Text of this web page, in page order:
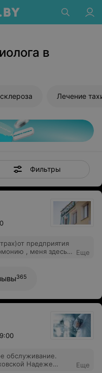
в
Лечение
Фильтры
, меня здесь
к ним и хожу
то они сами
страховой
того что
Еще
365
обслуживание.
Надеже
Еще